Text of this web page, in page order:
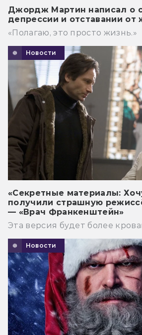
Джордж Мартин написал о
депрессии и отставании от
«Полагаю, это просто жизнь.»
Новости
«Секретные материалы:
получили страшную
— «Врач Франкенштейн»
Эта версия будет более
Новости